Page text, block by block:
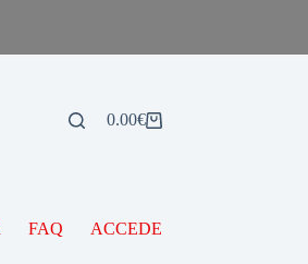
0.00€
FAQ ACCEDE